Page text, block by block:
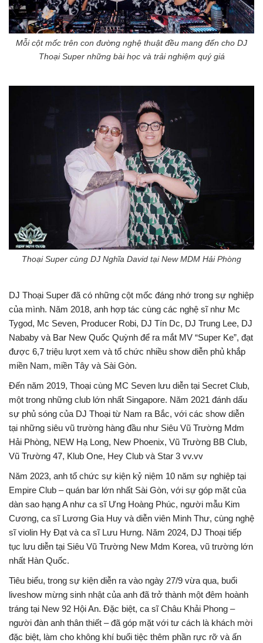
Mỗi cột mốc trên con đường nghệ thuật đều mang đến cho DJ
Thoại Super những bài học và trải nghiệm quý giá
Thoại Super cùng DJ Nghĩa David tại New MDM Hải Phòng
DJ Thoại Super đã có những cột mốc đáng nhớ trong sự nghiệp
của mình. Năm 2018, anh hợp tác cùng các nghệ sĩ như Mc
Tygod, Mc Seven, Producer Robi, DJ Tín Dc, DJ Trung Lee, DJ
Nababy và Bar New Quốc Quỳnh để ra mắt MV “Super Ke”, đạt
được 6,7 triệu lượt xem và tổ chức nhiều show diễn phủ khắp
miền Nam, miền Tây và Sài Gòn.
Đến năm 2019, Thoại cùng MC Seven lưu diễn tại Secret Club,
một trong những club lớn nhất Singapore. Năm 2021 đánh dấu
sự phủ sóng của DJ Thoại từ Nam ra Bắc, với các show diễn
tại những siêu vũ trường hàng đầu như Siêu Vũ Trường Mdm
Hải Phòng, NEW Hạ Long, New Phoenix, Vũ Trường BB Club,
Vũ Trường 47, Klub One, Hey Club và Star 3 vv.vv
Năm 2023, anh tổ chức sự kiện kỷ niệm 10 năm sự nghiệp tại
Empire Club – quán bar lớn nhất Sài Gòn, với sự góp mặt của
dàn sao hạng A như ca sĩ Ưng Hoàng Phúc, người mẫu Kim
Cương, ca sĩ Lương Gia Huy và diễn viên Minh Thư, cùng nghệ
sĩ violin Hy Đạt và ca sĩ Lưu Hưng. Năm 2024, DJ Thoại tiếp
tục lưu diễn tại Siêu Vũ Trường New Mdm Korea, vũ trường lớn
nhất Hàn Quốc.
Tiêu biểu, trong sự kiện diễn ra vào ngày 27/9 vừa qua, buổi
liveshow mừng sinh nhật của anh đã trở thành một đêm hoành
tráng tại New 92 Hội An. Đặc biệt, ca sĩ Châu Khải Phong –
người đàn anh thân thiết – đã góp mặt với tư cách là khách mời
đặc biệt, làm cho không khí buổi tiệc thêm phần rực rỡ và ấn